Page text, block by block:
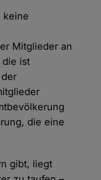
keine
Mitglieder an
die ist
die eine
gibt, liegt